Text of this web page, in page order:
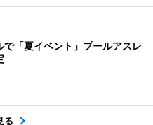
で「夏イベント」プールアスレ
る